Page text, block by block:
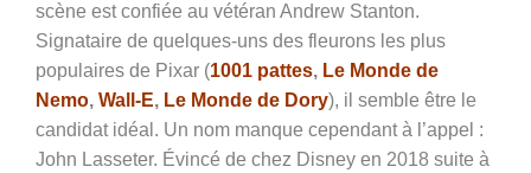
scène est confiée au vétéran Andrew Stanton.
Signataire de quelques-uns des fleurons les plus
populaires de Pixar (1001 pattes, Le Monde de
Nemo, Wall-E, Le Monde de Dory), il semble être le
candidat idéal. Un nom manque cependant à l’appel :
John Lasseter. Évincé de chez Disney en 2018 suite à